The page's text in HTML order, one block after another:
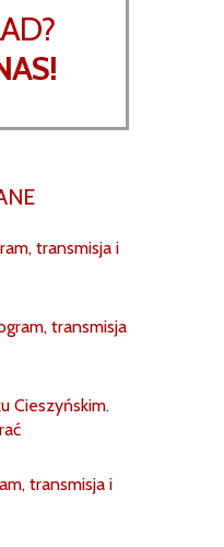
transmisja i
transmisja
Cieszyńskim.
transmisja i